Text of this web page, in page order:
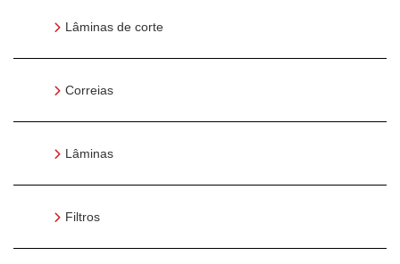
Lâminas de corte
Correias
Lâminas
Filtros